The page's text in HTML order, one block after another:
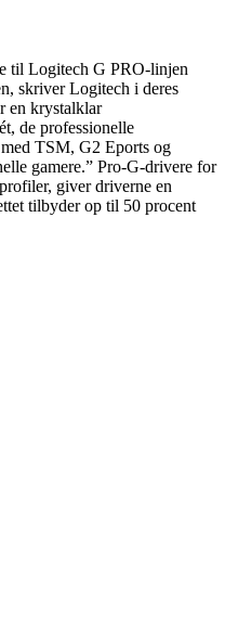
til Logitech G PRO-linjen
skriver Logitech i deres
en krystalklar
de professionelle
TSM, G2 Eports og
gamere.” Pro-G-drivere for
giver driverne en
tilbyder op til 50 procent